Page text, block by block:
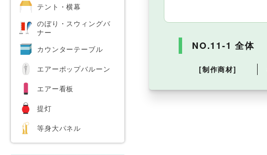
NO.11-1 全体
[制作商材]
テント・横幕
のぼり・スウィングバ
ナー
カウンターテーブル
エアーポップバルーン
エアー看板
提灯
等身大パネル